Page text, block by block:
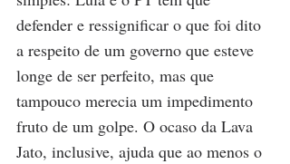
defender e ressignificar o que foi dito
a respeito de um governo que esteve
longe de ser perfeito, mas que
tampouco merecia um impedimento
fruto de um golpe. O ocaso da Lava
Jato, inclusive, ajuda que ao menos o